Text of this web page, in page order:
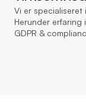
Vi er specialiseret
Herunder erfaring
GDPR &